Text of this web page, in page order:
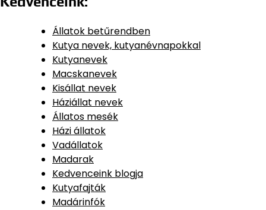
Állatok betűrendben
Kutya nevek, kutyanévnapokkal
Kutyanevek
Macskanevek
Kisállat nevek
Háziállat nevek
Állatos mesék
Házi állatok
Vadállatok
Madarak
Kedvenceink blogja
Kutyafajták
Madárinfók